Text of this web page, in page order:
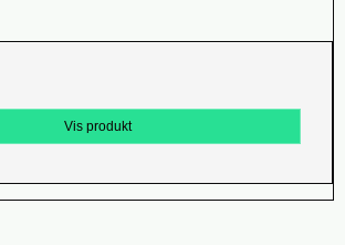
Vis produkt